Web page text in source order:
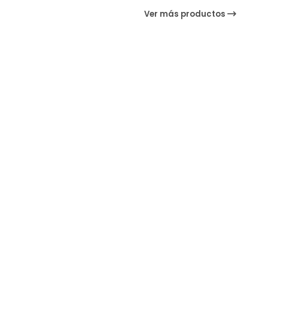
Ver más productos